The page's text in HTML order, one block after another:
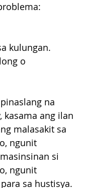
kulungan.
o
na
kasama ang ilan
malasakit sa
ngunit
si
ngunit
sa hustisya.